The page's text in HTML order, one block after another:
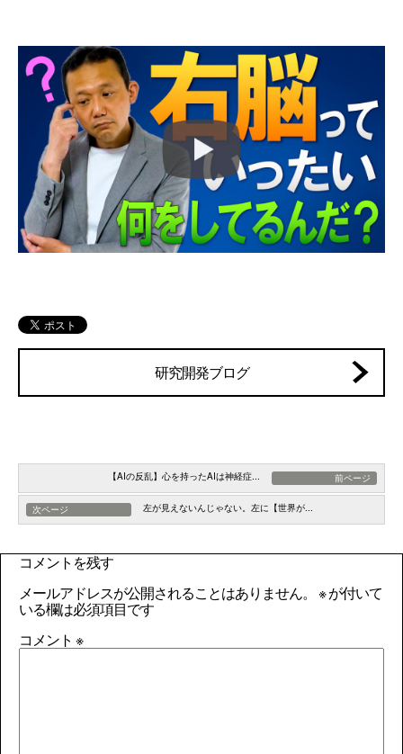
研究開発ブログ
【AIの反乱】心を持ったAIは神経症... 前ページ
次ページ 左が見えないんじゃない。左に【世界が...
コメントを残す
メールアドレスが公開されることはありません。 ※が付いて
いる欄は必須項目です
コメント ※